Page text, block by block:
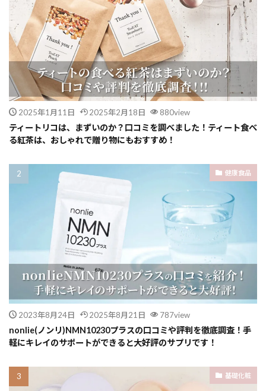
2025年1月11日 2025年2月18日 880view
ティートリコは、まずいのか？口コミを調べました！ティート食べ
る紅茶は、おしゃれで贈り物にもおすすめ！
健康食品
2023年8月24日 2025年8月21日 787view
nonlie(ノンリ)NMN10230プラスの口コミや評判を徹底調査！手
軽にキレイのサポートができると大好評のサプリです！
基礎化粧